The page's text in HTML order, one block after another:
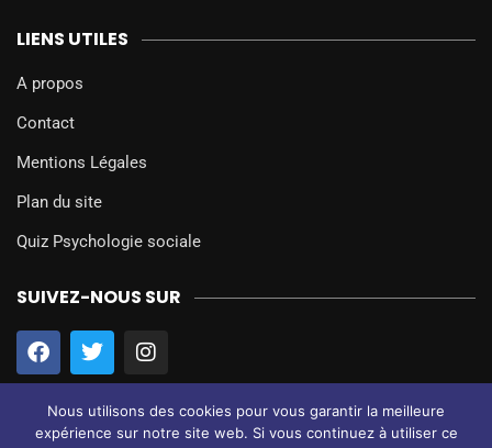
LIENS UTILES
A propos
Contact
Mentions Légales
Plan du site
Quiz Psychologie sociale
SUIVEZ-NOUS SUR
Nous utilisons des cookies pour vous garantir la meilleure
expérience sur notre site web. Si vous continuez à utiliser ce